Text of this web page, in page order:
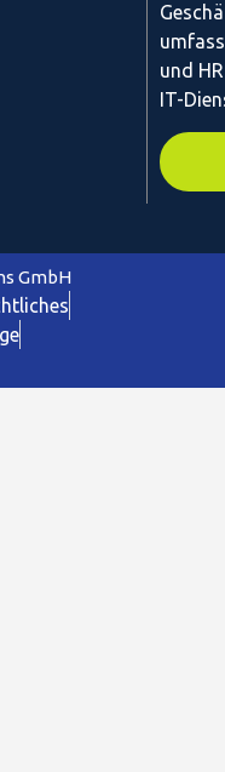
und
IT-
GmbH